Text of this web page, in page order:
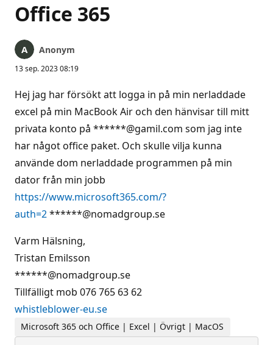
Office 365
Anonym
13 sep. 2023 08:19
Hej jag har försökt att logga in på min nerladdade
excel på min MacBook Air och den hänvisar till mitt
privata konto på ******@gamil.com som jag inte
har något office paket. Och skulle vilja kunna
använde dom nerladdade programmen på min
dator från min jobb
https://www.microsoft365.com/?
auth=2******@nomadgroup.se
Varm Hälsning,
Tristan Emilsson
******@nomadgroup.se
Tillfälligt mob 076 765 63 62
whistleblower-eu.se
Microsoft 365 och Office | Excel | Övrigt | MacOS